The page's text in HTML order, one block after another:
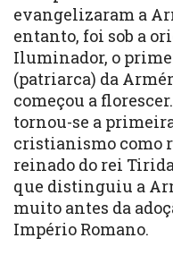
evangelizaram a
entanto, foi sob a
Iluminador, o
(patriarca) da
começou a
tornou-se a
cristianismo como
reinado do rei
que distinguiu a
muito antes da
Império Romano.